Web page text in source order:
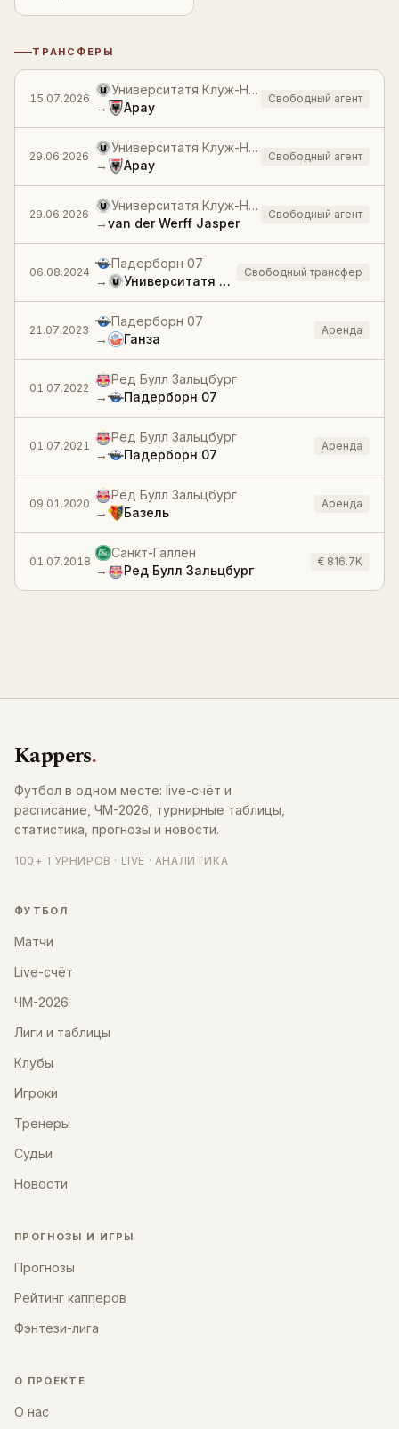
ТРАНСФЕРЫ
История трансферов
15.07.2026
Университатя Клуж-Напока
→
Арау
Свободный агент
29.06.2026
Университатя Клуж-Напока
→
Арау
Свободный агент
29.06.2026
Университатя Клуж-Напока
→van der Werff Jasper
Свободный агент
06.08.2024
Падерборн 07
→
Университатя Клуж-Напока
Свободный трансфер
21.07.2023
Падерборн 07
→
Ганза
Аренда
01.07.2022
Ред Булл Зальцбург
→
Падерборн 07
01.07.2021
Ред Булл Зальцбург
→
Падерборн 07
Аренда
09.01.2020
Ред Булл Зальцбург
→
Базель
Аренда
01.07.2018
Санкт-Галлен
→
Ред Булл Зальцбург
€ 816.7K
Kappers.
Футбол в одном месте: live-счёт и
расписание, ЧМ-2026, турнирные таблицы,
статистика, прогнозы и новости.
100+ ТУРНИРОВ · LIVE · АНАЛИТИКА
ФУТБОЛ
Матчи
Live-счёт
ЧМ-2026
Лиги и таблицы
Клубы
Игроки
Тренеры
Судьи
Новости
ПРОГНОЗЫ И ИГРЫ
Прогнозы
Рейтинг капперов
Фэнтези-лига
О ПРОЕКТЕ
О нас